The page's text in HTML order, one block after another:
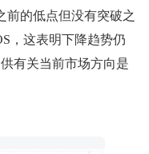
前的低点但没有突破之
，这表明下降趋势仍
有关当前市场方向是